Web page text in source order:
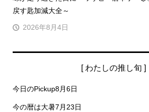
戻す匙加減大全～
2026年8月4日
[ わたしの推し旬 ]
今日のPickup8月6日
今の暦は大暑7月23日